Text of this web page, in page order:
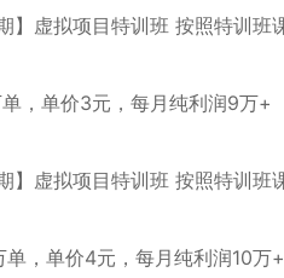
，单价3元，每月纯利润9万+
，单价4元，每月纯利润10万+